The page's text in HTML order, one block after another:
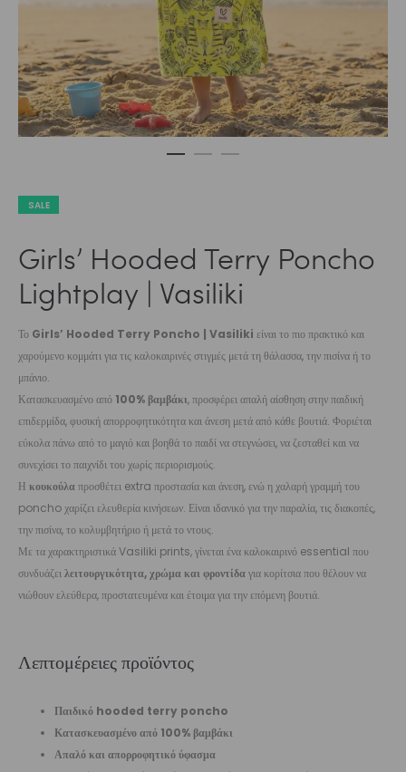
SALE
Girls’ Hooded Terry Poncho
Lightplay | Vasiliki
Το Girls’ Hooded Terry Poncho | Vasiliki είναι το πιο πρακτικό και
χαρούμενο κομμάτι για τις καλοκαιρινές στιγμές μετά τη θάλασσα, την πισίνα ή το
μπάνιο.
Κατασκευασμένο από 100% βαμβάκι, προσφέρει απαλή αίσθηση στην παιδική
επιδερμίδα, φυσική απορροφητικότητα και άνεση μετά από κάθε βουτιά. Φοριέται
εύκολα πάνω από το μαγιό και βοηθά το παιδί να στεγνώσει, να ζεσταθεί και να
συνεχίσει το παιχνίδι του χωρίς περιορισμούς.
Η κουκούλαπροσθέτει extra προστασία και άνεση, ενώ η χαλαρή γραμμή του
poncho χαρίζει ελευθερία κινήσεων. Είναι ιδανικό για την παραλία, τις διακοπές,
την πισίνα, το κολυμβητήριο ή μετά το ντους.
Με τα χαρακτηριστικά Vasiliki prints, γίνεται ένα καλοκαιρινό essential που
συνδυάζειλειτουργικότητα, χρώμα και φροντίδαγια κορίτσια που θέλουν να
νιώθουν ελεύθερα, προστατευμένα και έτοιμα για την επόμενη βουτιά.
Λεπτομέρειες προϊόντος
Παιδικό hooded terry poncho
Κατασκευασμένο από 100% βαμβάκι
Απαλό και απορροφητικό ύφασμα